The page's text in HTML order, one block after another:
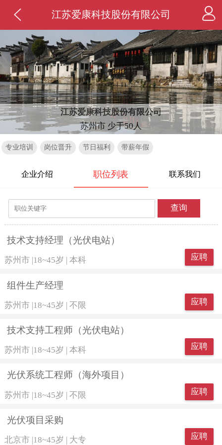
江苏爱康科技股份有限公司
江苏爱康科技股份有限公司
苏州市 少于50人
专业培训 岗位晋升 节日福利 带薪年假
企业介绍 职位列表 联系我们
查询
技术支持经理（光伏电站）
苏州市 18~45岁 本科 应聘
组件生产经理
苏州市 |18~45岁 | 不限 应聘
技术支持工程师（光伏电站）
苏州市 18~45岁 本科 应聘
光伏系统工程师（海外项目）
苏州市 |18~45岁 | 不限 应聘
光伏项目采购
北京市 |18~45岁 | 大专 应聘